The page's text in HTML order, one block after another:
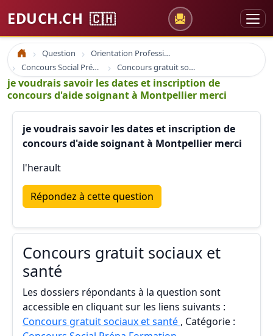
EDUCH.CH 🇨🇭
Accueil Question
Orientation Professionnelle
Concours Social Prépa Formation
Concours gratuit sociaux et santé
je voudrais savoir les dates et inscription de
concours d'aide soignant à Montpellier merci
je voudrais savoir les dates et inscription de
concours d'aide soignant à Montpellier merci
l'herault
Répondez à cette question
Concours gratuit sociaux et
santé
Les dossiers répondants à la question sont
accessible en cliquant sur les liens suivants :
Concours gratuit sociaux et santé , Catégorie :